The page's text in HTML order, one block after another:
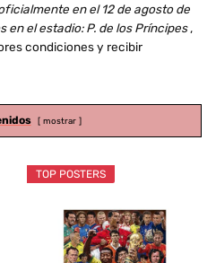
en el 12 de agosto de
en el estadio: P. de los Príncipes,
condiciones y recibir
mostrar
TOP POSTERS